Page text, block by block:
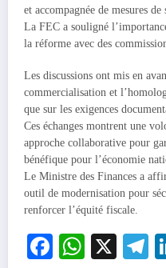
et accompagnée de mesures de
La FEC a souligné
la réforme avec des
Les discussions ont mis en
commercialisation et
que sur les exigences
Ces échanges montrent une
approche collaborative pour
bénéfique pour l’économie
Le Ministre des Finances a
outil de modernisation pour
renforcer l’équité fiscale.
Facebook
X